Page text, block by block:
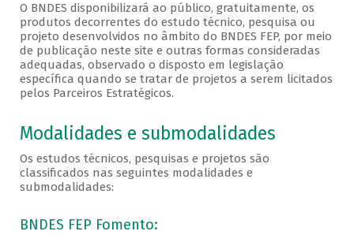
O BNDES disponibilizará ao público, gratuitamente, os
produtos decorrentes do estudo técnico, pesquisa ou
projeto desenvolvidos no âmbito do BNDES FEP, por meio
de publicação neste site e outras formas consideradas
adequadas, observado o disposto em legislação
específica quando se tratar de projetos a serem licitados
pelos Parceiros Estratégicos.
Modalidades e submodalidades
Os estudos técnicos, pesquisas e projetos são
classificados nas seguintes modalidades e
submodalidades:
BNDES FEP Fomento: